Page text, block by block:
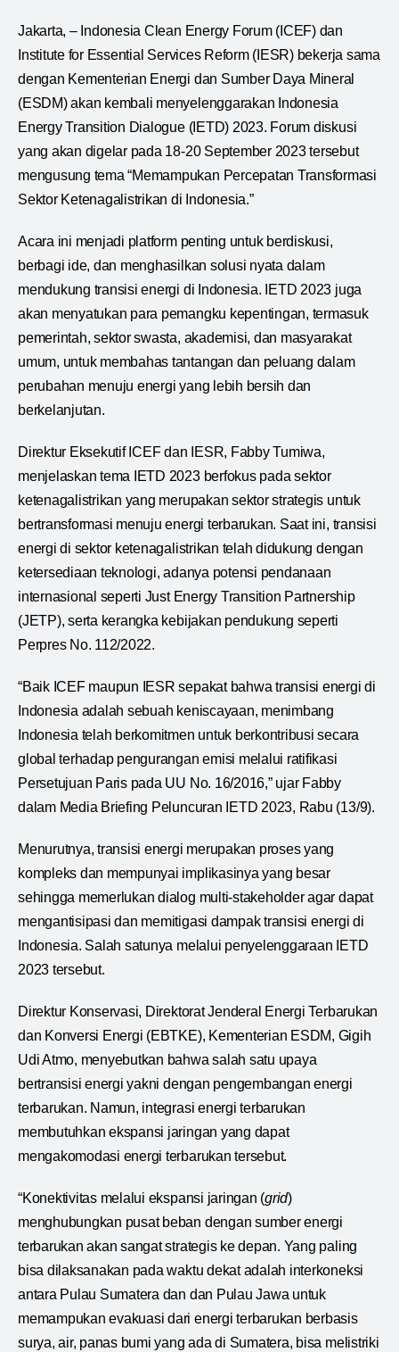
Jakarta, – Indonesia Clean Energy Forum (ICEF) dan
Institute for Essential Services Reform (IESR) bekerja sama
dengan Kementerian Energi dan Sumber Daya Mineral
(ESDM) akan kembali menyelenggarakan Indonesia
Energy Transition Dialogue (IETD) 2023. Forum diskusi
yang akan digelar pada 18-20 September 2023 tersebut
mengusung tema “Memampukan Percepatan Transformasi
Sektor Ketenagalistrikan di Indonesia.”
Acara ini menjadi platform penting untuk berdiskusi,
berbagi ide, dan menghasilkan solusi nyata dalam
mendukung transisi energi di Indonesia. IETD 2023 juga
akan menyatukan para pemangku kepentingan, termasuk
pemerintah, sektor swasta, akademisi, dan masyarakat
umum, untuk membahas tantangan dan peluang dalam
perubahan menuju energi yang lebih bersih dan
berkelanjutan.
Direktur Eksekutif ICEF dan IESR, Fabby Tumiwa,
menjelaskan tema IETD 2023 berfokus pada sektor
ketenagalistrikan yang merupakan sektor strategis untuk
bertransformasi menuju energi terbarukan. Saat ini, transisi
energi di sektor ketenagalistrikan telah didukung dengan
ketersediaan teknologi, adanya potensi pendanaan
internasional seperti Just Energy Transition Partnership
(JETP), serta kerangka kebijakan pendukung seperti
Perpres No. 112/2022.
“Baik ICEF maupun IESR sepakat bahwa transisi energi di
Indonesia adalah sebuah keniscayaan, menimbang
Indonesia telah berkomitmen untuk berkontribusi secara
global terhadap pengurangan emisi melalui ratifikasi
Persetujuan Paris pada UU No. 16/2016,” ujar Fabby
dalam Media Briefing Peluncuran IETD 2023, Rabu (13/9).
Menurutnya, transisi energi merupakan proses yang
kompleks dan mempunyai implikasinya yang besar
sehingga memerlukan dialog multi-stakeholder agar dapat
mengantisipasi dan memitigasi dampak transisi energi di
Indonesia. Salah satunya melalui penyelenggaraan IETD
2023 tersebut.
Direktur Konservasi, Direktorat Jenderal Energi Terbarukan
dan Konversi Energi (EBTKE), Kementerian ESDM, Gigih
Udi Atmo, menyebutkan bahwa salah satu upaya
bertransisi energi yakni dengan pengembangan energi
terbarukan. Namun, integrasi energi terbarukan
membutuhkan ekspansi jaringan yang dapat
mengakomodasi energi terbarukan tersebut.
“Konektivitas melalui ekspansi jaringan (grid)
menghubungkan pusat beban dengan sumber energi
terbarukan akan sangat strategis ke depan. Yang paling
bisa dilaksanakan pada waktu dekat adalah interkoneksi
antara Pulau Sumatera dan dan Pulau Jawa untuk
memampukan evakuasi dari energi terbarukan berbasis
surya, air, panas bumi yang ada di Sumatera, bisa melistriki